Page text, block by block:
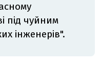
під чуйним
інженерів".